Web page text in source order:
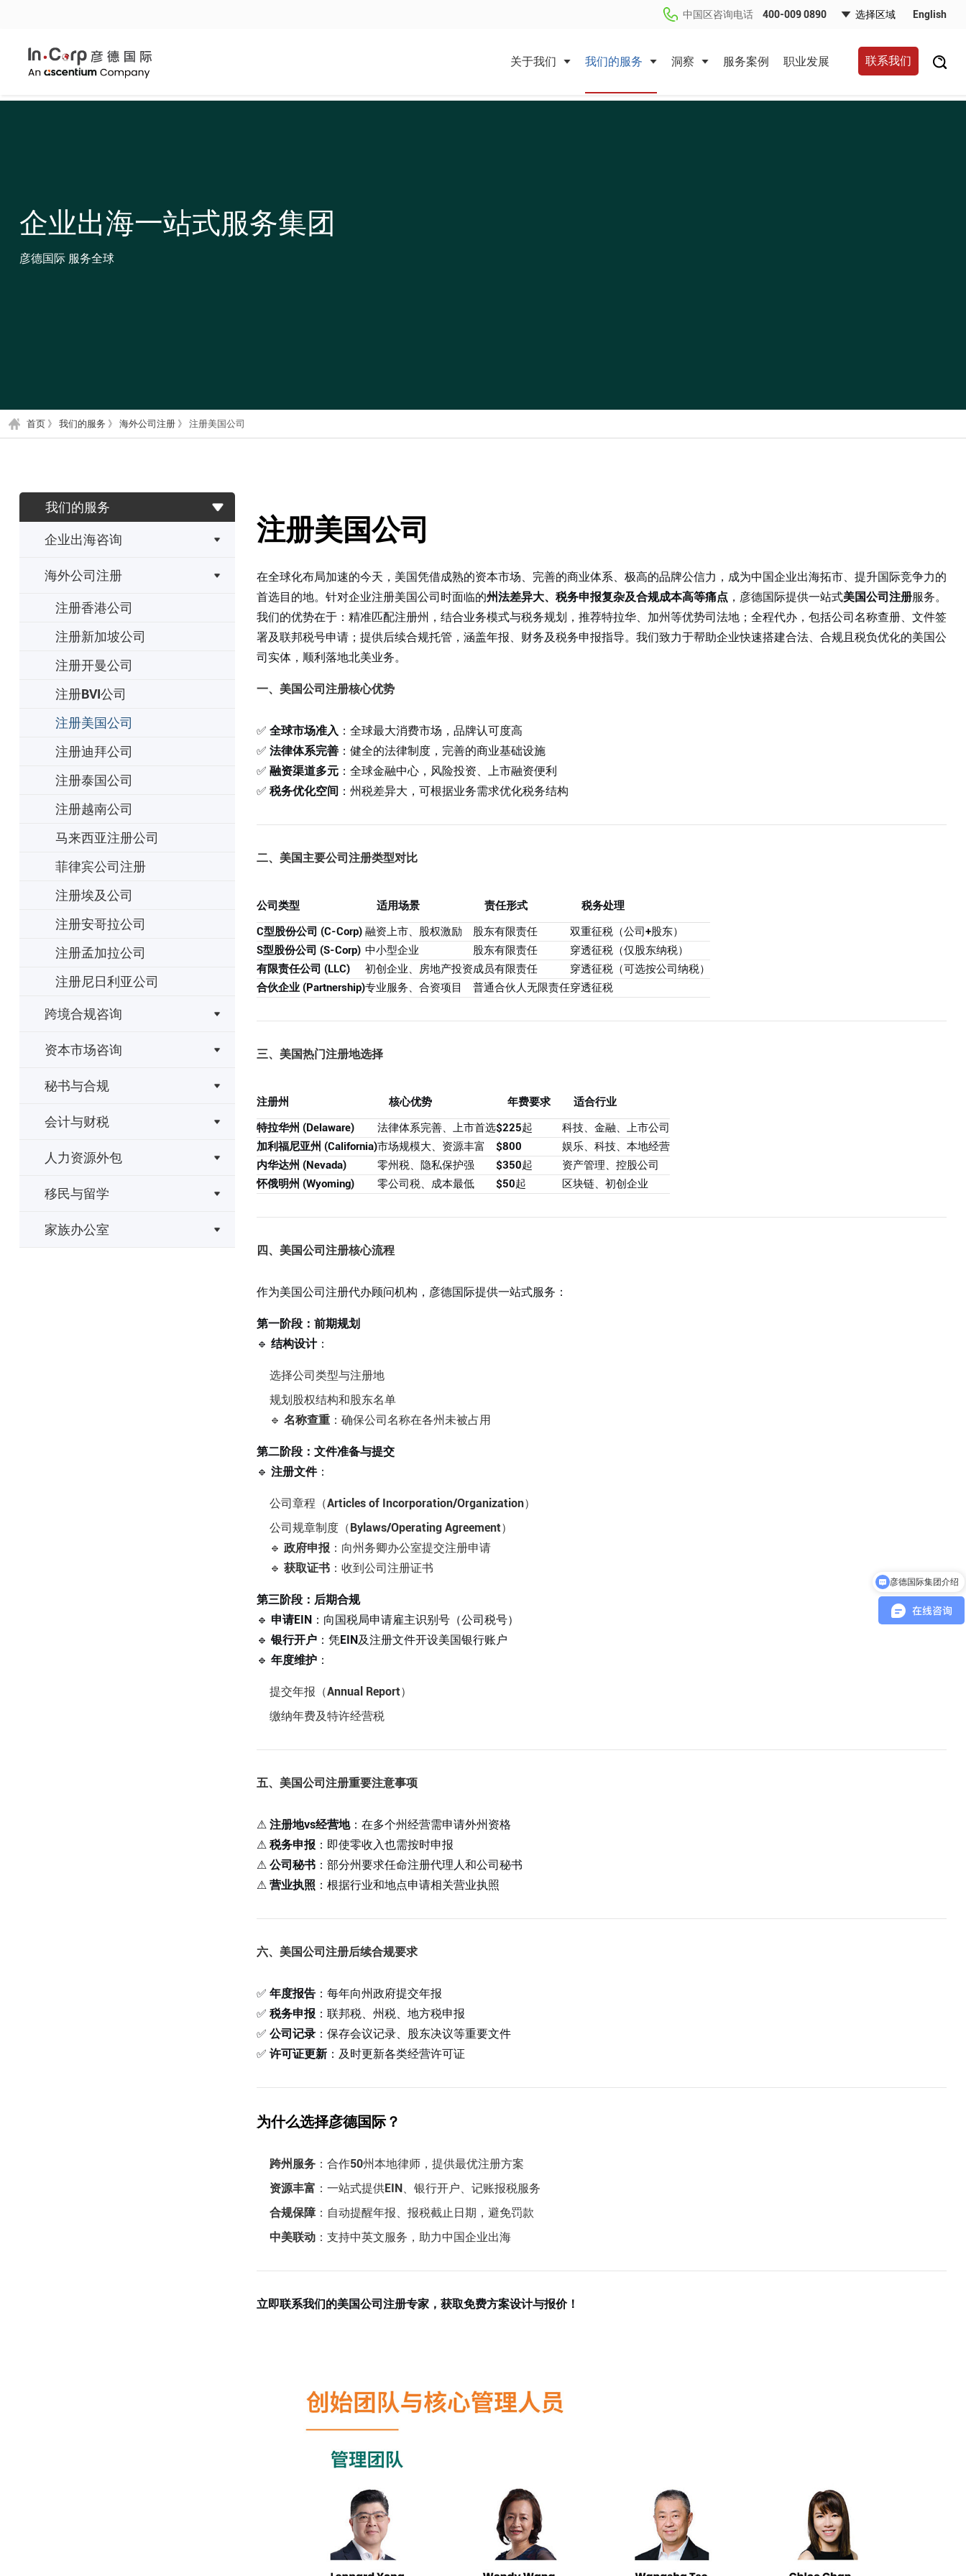
English
中国区咨询电话 400-009 0890
关于我们 我们的服务 洞察 服务案例 职业发展 联系我们
企业出海一站式服务集团
彦德国际 服务全球
首页 》 我们的服务 》 海外公司注册 》 注册美国公司
我们的服务
企业出海咨询
海外公司注册
注册香港公司
注册新加坡公司
注册开曼公司
注册BVI公司
注册美国公司
注册迪拜公司
注册泰国公司
注册越南公司
马来西亚注册公司
菲律宾公司注册
注册埃及公司
注册安哥拉公司
注册孟加拉公司
注册尼日利亚公司
跨境合规咨询
资本市场咨询
秘书与合规
会计与财税
人力资源外包
移民与留学
家族办公室
注册美国公司
在全球化布局加速的今天，美国凭借成熟的资本市场、完善的商业体系、极高的品牌公信力，成为中国企业出海拓市、提升国际竞争力的
首选目的地。针对企业注册美国公司时面临的州法差异大、税务申报复杂及合规成本高等痛点 ，彦德国际提供一站式美国公司注册服务。
我们的优势在于：精准匹配注册州，结合业务模式与税务规划，推荐特拉华、加州等优势司法地；全程代办，包括公司名称查册、文件签
署及联邦税号申请；提供后续合规托管，涵盖年报、财务及税务申报指导。我们致力于帮助企业快速搭建合法、合规且税负优化的美国公
司实体，顺利落地北美业务。
一、美国公司注册核心优势
✅ 全球市场准入 ：全球最大消费市场，品牌认可度高
✅ 法律体系完善 ：健全的法律制度，完善的商业基础设施
✅ 融资渠道多元 ：全球金融中心，风险投资、上市融资便利
✅ 税务优化空间 ：州税差异大，可根据业务需求优化税务结构
二、美国主要公司注册类型对比
公司类型 适用场景 责任形式
税务处理
C型股份公司 (C-Corp) 融资上市、股权激励 股东有限责任
双重征税（公司+股东）
S型股份公司 (S-Corp) 中小型企业 股东有限责任
穿透征税（仅股东纳税）
有限责任公司 (LLC)
初创企业、房地产投资成员有限责任
穿透征税（可选按公司纳税）
合伙企业 (Partnership)专业服务、合资项目 普通合伙人无限责任穿透征税
三、美国热门注册地选择
注册州 核心优势 年费要求
适合行业
特拉华州 (Delaware)
法律体系完善、上市首选$225起
科技、金融、上市公司
加利福尼亚州 (California)市场规模大、资源丰富 $800
娱乐、科技、本地经营
内华达州 (Nevada)
零州税、隐私保护强 $350起
资产管理、控股公司
怀俄明州 (Wyoming)
零公司税、成本最低 $50起 区块链、初创企业
四、美国公司注册核心流程
作为美国公司注册代办顾问机构，彦德国际提供一站式服务：
第一阶段：前期规划
🔹 结构设计：
选择公司类型与注册地
规划股权结构和股东名单
🔹 名称查重 ：确保公司名称在各州未被占用
第二阶段：文件准备与提交
🔹 注册文件：
公司章程（Articles of Incorporation/Organization）
公司规章制度（Bylaws/Operating Agreement）
🔹 政府申报 ：向州务卿办公室提交注册申请
🔹 获取证书 ：收到公司注册证书
第三阶段：后期合规
🔹 申请EIN ：向国税局申请雇主识别号（公司税号）
🔹银行开户 ：凭EIN及注册文件开设美国银行账户
🔹 年度维护 ：
提交年报（Annual Report）
缴纳年费及特许经营税
五、美国公司注册重要注意事项
⚠ 注册地vs经营地：在多个州经营需申请外州资格
⚠ 税务申报 ：即使零收入也需按时申报
⚠ 公司秘书 ：部分州要求任命注册代理人和公司秘书
⚠ 营业执照 ：根据行业和地点申请相关营业执照
六、美国公司注册后续合规要求
✅ 年度报告 ：每年向州政府提交年报
✅ 税务申报 ：联邦税、州税、地方税申报
✅ 公司记录 ：保存会议记录、股东决议等重要文件
✅ 许可证更新 ：及时更新各类经营许可证
为什么选择彦德国际？
跨州服务 ：合作50州本地律师，提供最优注册方案
资源丰富 ：一站式提供EIN、银行开户、记账报税服务
合规保障 ：自动提醒年报、报税截止日期，避免罚款
中美联动 ：支持中英文服务，助力中国企业出海
立即联系我们的美国公司注册专家，获取免费方案设计与报价！
彦德国际集团介绍